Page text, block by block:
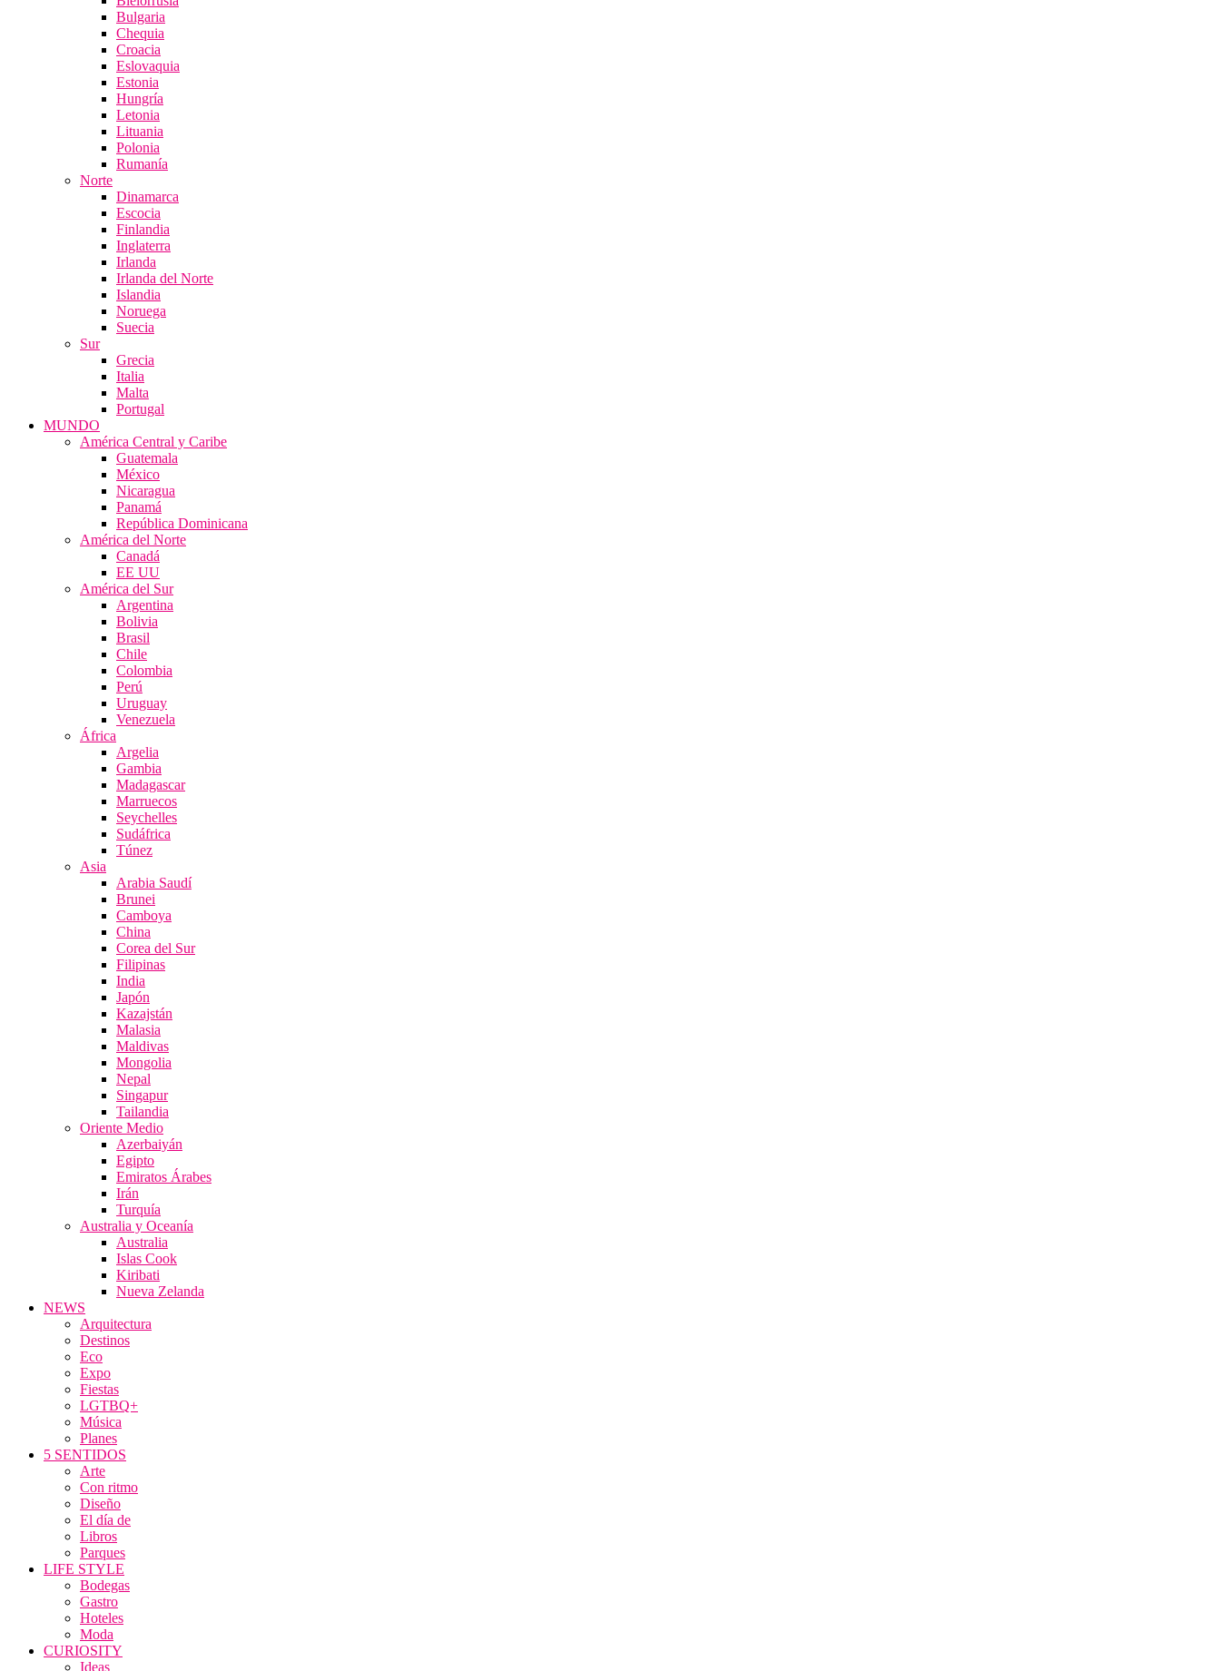
Bulgaria
Chequia
Croacia
Eslovaquia
Estonia
Hungría
Letonia
Lituania
Polonia
Rumanía
Norte
Dinamarca
Escocia
Finlandia
Inglaterra
Irlanda
Irlanda del Norte
Islandia
Noruega
Suecia
Sur
Grecia
Italia
Malta
Portugal
MUNDO
América Central y Caribe
Guatemala
México
Nicaragua
Panamá
República Dominicana
América del Norte
Canadá
EE UU
América del Sur
Argentina
Bolivia
Brasil
Chile
Colombia
Perú
Uruguay
Venezuela
África
Argelia
Gambia
Madagascar
Marruecos
Seychelles
Sudáfrica
Túnez
Asia
Arabia Saudí
Brunei
Camboya
China
Corea del Sur
Filipinas
India
Japón
Kazajstán
Malasia
Maldivas
Mongolia
Nepal
Singapur
Tailandia
Oriente Medio
Azerbaiyán
Egipto
Emiratos Árabes
Irán
Turquía
Australia y Oceanía
Australia
Islas Cook
Kiribati
Nueva Zelanda
NEWS
Arquitectura
Destinos
Eco
Expo
Fiestas
LGTBQ+
Música
Planes
5 SENTIDOS
Arte
Con ritmo
Diseño
El día de
Libros
Parques
LIFE STYLE
Bodegas
Gastro
Hoteles
Moda
CURIOSITY
Ideas